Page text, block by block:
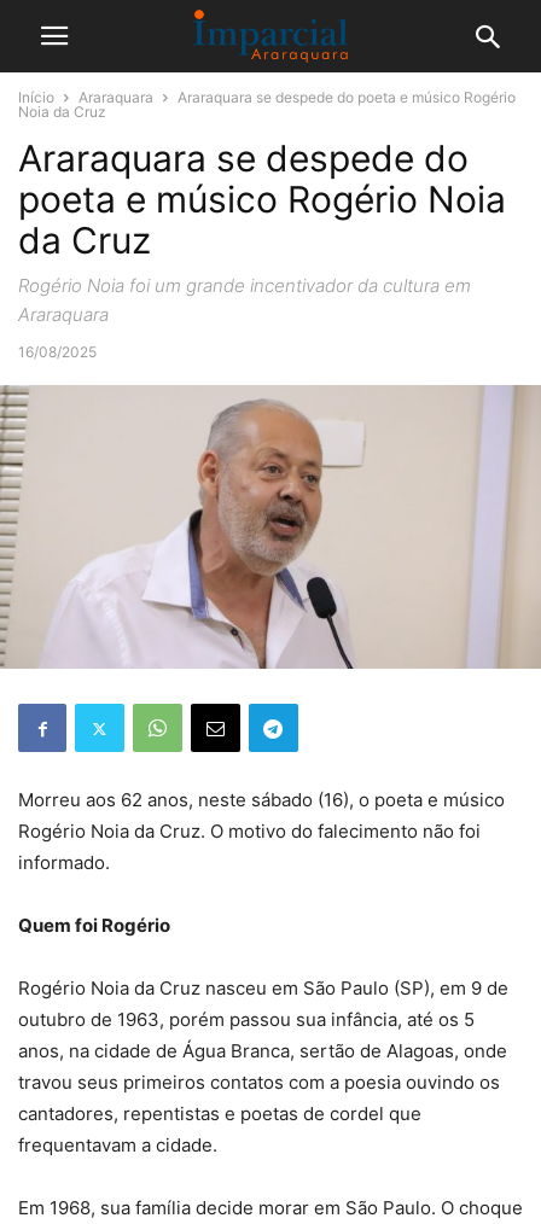
Início Araraquara
Araraquara se despede do poeta e músico Rogério
Noia da Cruz
Araraquara se despede do
poeta e músico Rogério Noia
da Cruz
Rogério Noia foi um grande incentivador da cultura em
Araraquara
16/08/2025
Morreu aos 62 anos, neste sábado (16), o poeta e músico
Rogério Noia da Cruz. O motivo do falecimento não foi
informado.
Quem foi Rogério
Rogério Noia da Cruz nasceu em São Paulo (SP), em 9 de
outubro de 1963, porém passou sua infância, até os 5
anos, na cidade de Água Branca, sertão de Alagoas, onde
travou seus primeiros contatos com a poesia ouvindo os
cantadores, repentistas e poetas de cordel que
frequentavam a cidade.
Em 1968, sua família decide morar em São Paulo. O choque